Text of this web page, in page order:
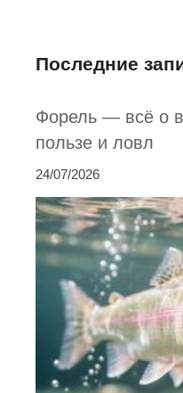
Последние
Форель — всё о
пользе и ловл
24/07/2026